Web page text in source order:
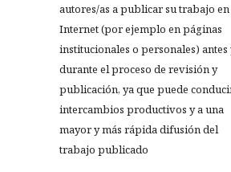
autores/as a publicar su trabajo en
Internet (por ejemplo en páginas
institucionales o personales) antes
durante el proceso de revisión y
publicación, ya que puede
intercambios productivos y a una
mayor y más rápida difusión del
trabajo publicado